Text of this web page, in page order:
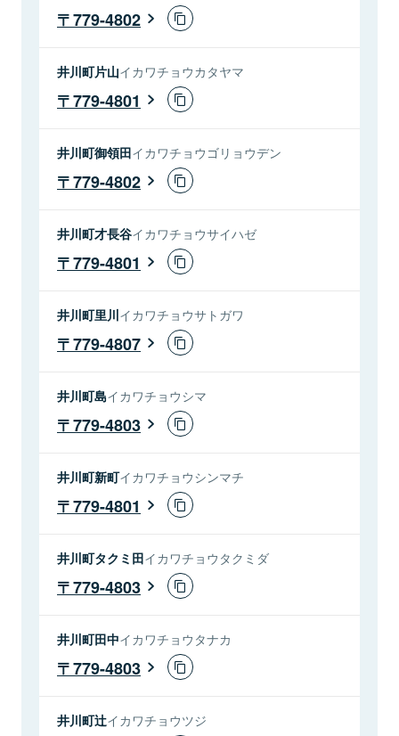
779-4802
井川町片山イカワチョウカタヤマ
779-4801
井川町御領田イカワチョウゴリョウデン
779-4802
井川町才長谷イカワチョウサイハゼ
779-4801
井川町里川イカワチョウサトガワ
779-4807
井川町島イカワチョウシマ
779-4803
井川町新町イカワチョウシンマチ
779-4801
井川町タクミ田イカワチョウタクミダ
779-4803
井川町田中イカワチョウタナカ
779-4803
井川町辻イカワチョウツジ